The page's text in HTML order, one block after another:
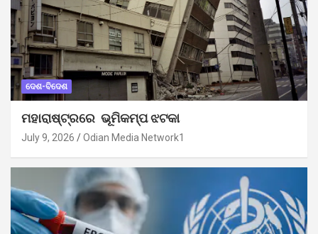
ଦେଶ-ବିଦେଶ
ମହାରାଷ୍ଟ୍ରରେ ଭୂମିକମ୍ପ ଝଟକା
July 9, 2026 Odian Media Network1